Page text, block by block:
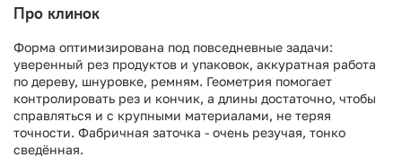
Про клинок
Форма оптимизирована под повседневные задачи:
уверенный рез продуктов и упаковок, аккуратная работа
по дереву, шнуровке, ремням. Геометрия помогает
контролировать рез и кончик, а длины достаточно, чтобы
справляться и с крупными материалами, не теряя
точности. Фабричная заточка - очень резучая, тонко
сведённая.